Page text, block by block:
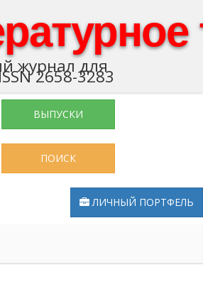
журнал для
2658-3283
ВЫПУСКИ
ПОИСК
ЛИЧНЫЙ ПОРТФЕЛЬ